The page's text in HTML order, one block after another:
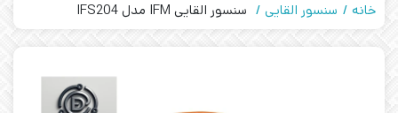
خانه سنسور القایی سنسور القایی IFM مدل IFS204